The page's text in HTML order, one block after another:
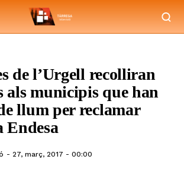
de l’Urgell recolliran
als municipis que han
llum per reclamar
Endesa
27, març, 2017 - 00:00